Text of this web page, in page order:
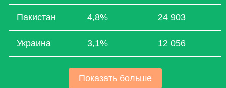
Пакистан 4,8% 24 903
Украина 3,1% 12 056
Показать больше